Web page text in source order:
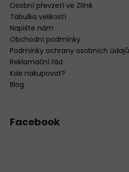
Osobní převzetí ve Zlíně
Tabulka velikostí
Napište nám
Obchodní podmínky
Podmínky ochrany osobních údajů
Reklamační řád
Kde nakupovat?
Blog
Facebook